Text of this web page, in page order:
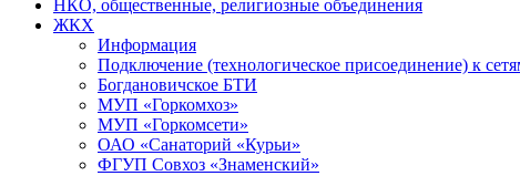
НКО, общественные, религиозные объединения
ЖКХ
Информация
Подключение (технологическое присоединение) к
Богдановичское БТИ
МУП «Горкомхоз»
МУП «Горкомсети»
ОАО «Санаторий «Курьи»
ФГУП Совхоз «Знаменский»